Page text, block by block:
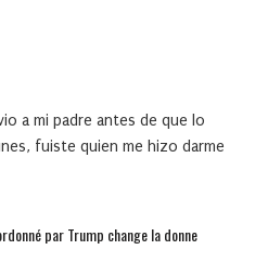
a mi padre antes de que lo
fuiste quien me hizo darme
par Trump change la donne